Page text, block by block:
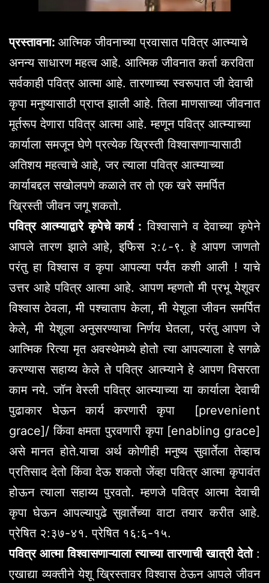
प्रस्तावना: आत्मिक जीवनाच्या प्रवासात पवित्र आत्म्याचे
अनन्य साधारण महत्व आहे. आत्मिक जीवनात कर्ता करविता
सर्वकाही पवित्र आत्मा आहे. तारणाच्या स्वरूपात जी देवाची
कृपा मनुष्यासाठी प्राप्त झाली आहे. तिला माणसाच्या जीवनात
मूर्तरूप देणारा पवित्र आत्मा आहे. म्हणून पवित्र आत्म्याच्या
कार्याला समजून घेणे प्रत्येक ख्रिस्ती विश्वासणाऱ्यासाठी
अतिशय महत्वाचे आहे, जर त्याला पवित्र आत्म्याच्या
कार्याबद्दल सखोलपणे कळाले तर तो एक खरे समर्पित
ख्रिस्ती जीवन जगू शकतो.
पवित्र आत्म्याद्वारे कृपेचे कार्य : विश्वासाने व देवाच्या कृपेने
आपले तारण झाले आहे, इफिस २:८-९. हे आपण जाणतो
परंतु हा विश्वास व कृपा आपल्या पर्यंत कशी आली ! याचे
उत्तर आहे पवित्र आत्मा आहे. आपण म्हणतो मी प्रभू येशूवर
विश्वास ठेवला, मी पश्चाताप केला, मी येशूला जीवन समर्पित
केले, मी येशूला अनुसरण्याचा निर्णय घेतला, परंतु आपण जे
आत्मिक रित्या मृत अवस्थेमध्ये होतो त्या आपल्याला हे सगळे
करण्यास सहाय्य केले ते पवित्र आत्म्याने हे आपण विसरता
काम नये. जॉन वेस्ली पवित्र आत्म्याच्या या कार्याला देवाची
पुढाकार घेऊन कार्य करणारी कृपा [prevenient
grace]/ किंवा क्षमता पुरवणारी कृपा [enabling grace]
असे मानत होते.याचा अर्थ कोणीही मनुष्य सुवार्तेला तेव्हाच
प्रतिसाद देतो किंवा देऊ शकतो जेंव्हा पवित्र आत्मा कृपावंत
होऊन त्याला सहाय्य पुरवतो. म्हणजे पवित्र आत्मा देवाची
कृपा घेऊन आपल्यापुढे सुवार्तेच्या वाटा तयार करीत आहे.
प्रेषित २:३७-४१. प्रेषित १६:६-१५.
पवित्र आत्मा विश्वासणाऱ्याला त्याच्या तारणाची खात्री देतो :
एखाद्या व्यक्तीने येशू ख्रिस्तावर विश्वास ठेऊन आपले जीवन